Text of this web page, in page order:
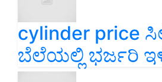
cylinder price
ಬೆಲೆಯಲ್ಲಿ ಭರ್ಜರಿ